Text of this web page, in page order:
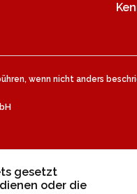
wenn nicht anders
gesetzt
oder die